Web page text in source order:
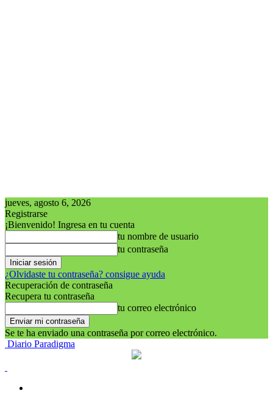
jueves, agosto 6, 2026
Registrarse
¡Bienvenido! Ingresa en tu cuenta
tu nombre de usuario
tu contraseña
¿Olvidaste tu contraseña? consigue ayuda
Recuperación de contraseña
Recupera tu contraseña
tu correo electrónico
Se te ha enviado una contraseña por correo electrónico.
Diario Paradigma